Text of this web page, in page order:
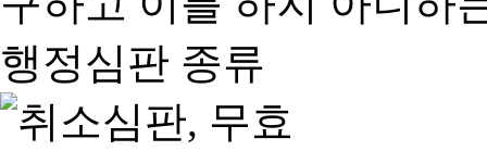
행정심판 종류